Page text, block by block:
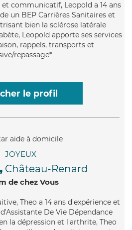
communicatif, Leopold a 14 ans
un BEP Carrières Sanitaires et
bien la sclérose latérale
Leopold apporte ses services
rappels, transports et
repassage*
le profil
JOYEUX
Château-Renard
de chez Vous
Theo a 14 ans d'expérience et
De Vie Dépendance
la dépression et l'arthrite, Theo